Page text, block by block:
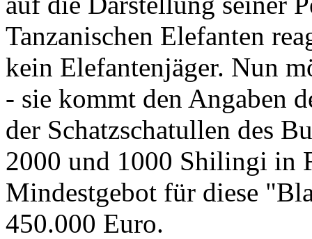
Tanzanischen Elefanten
kein Elefantenjäger. Nun
- sie kommt den Angaben
der Schatzschatullen des
2000 und 1000 Shilingi in
Mindestgebot für diese
450.000 Euro.